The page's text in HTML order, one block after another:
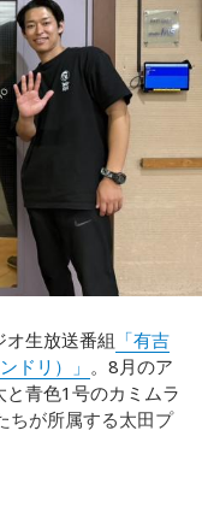
生放送番組 「有吉
ドリ）」 。8月のア
青色1号のカミムラ
ちが所属する太田プ